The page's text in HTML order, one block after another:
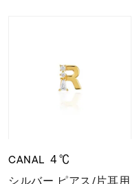
CANAL ４℃
シルバー ピアス/片耳用